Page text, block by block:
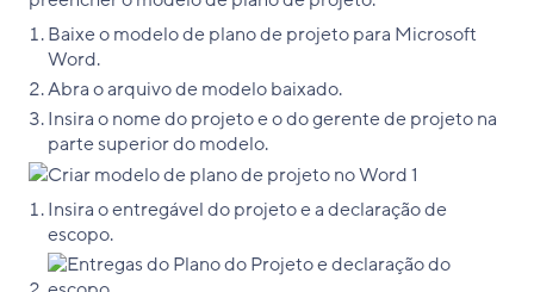
Baixe o modelo de plano de projeto para Microsoft
Word.
Abra o arquivo de modelo baixado.
Insira o nome do projeto e o do gerente de projeto na
parte superior do modelo.
Insira o entregável do projeto e a declaração de
escopo.